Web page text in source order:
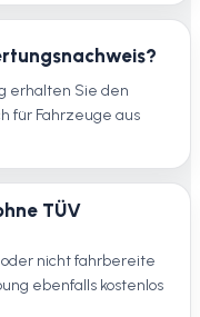
erhalten Sie den
für Fahrzeuge aus
TÜV
nicht fahrbereite
ebenfalls kostenlos